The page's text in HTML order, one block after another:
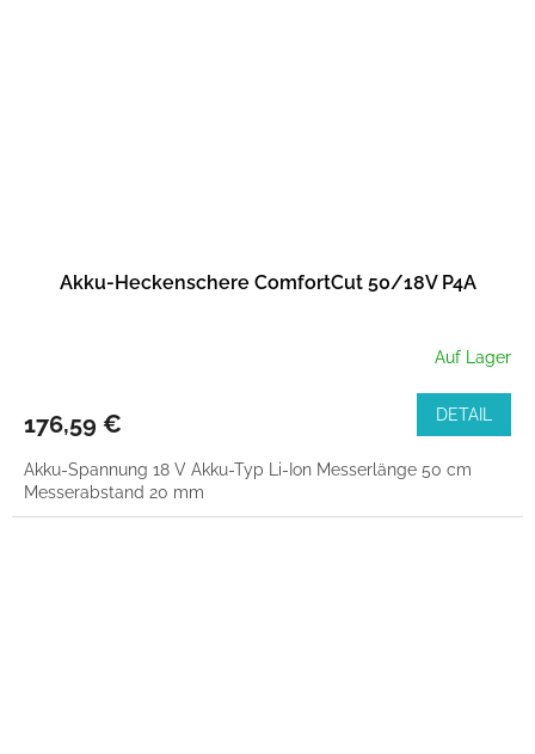
Akku-Heckenschere ComfortCut 50/18V P4A
Auf Lager
176,59 € DETAIL
Akku-Spannung 18 V Akku-Typ Li-Ion Messerlänge 50 cm
Messerabstand 20 mm